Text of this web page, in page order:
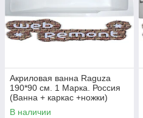
Акриловая ванна Raguza
190*90 см. 1 Марка. Россия
(Ванна + каркас +ножки)
В наличии